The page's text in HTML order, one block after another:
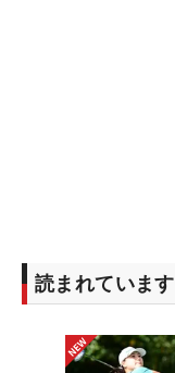
読まれています